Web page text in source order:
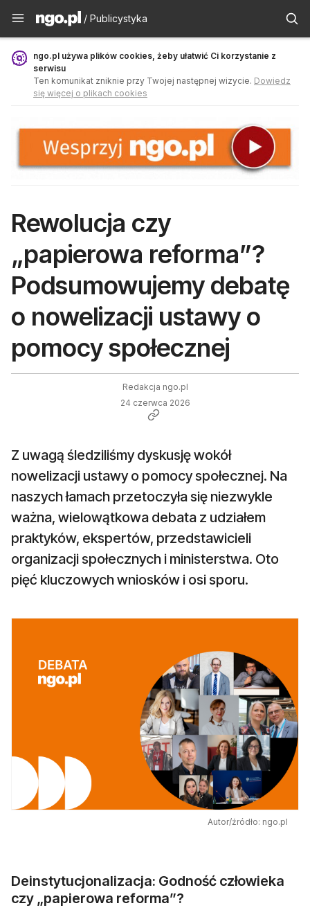
Publicystyka - ngo.pl
/ Publicystyka
ngo.pl używa plików cookies, żeby ułatwić Ci korzystanie z
serwisu
Ten komunikat zniknie przy Twojej następnej wizycie. Dowiedz
się więcej o plikach cookies
Rewolucja czy
„papierowa reforma”?
Podsumowujemy debatę
o nowelizacji ustawy o
pomocy społecznej
Redakcja ngo.pl
24 czerwca 2026
Z uwagą śledziliśmy dyskusję wokół
nowelizacji ustawy o pomocy społecznej. Na
naszych łamach przetoczyła się niezwykle
ważna, wielowątkowa debata z udziałem
praktyków, ekspertów, przedstawicieli
organizacji społecznych i ministerstwa. Oto
pięć kluczowych wniosków i osi sporu.
Autor/źródło: ngo.pl
Deinstytucjonalizacja: Godność człowieka
czy „papierowa reforma”?